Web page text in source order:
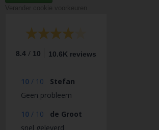
8.4 / 10 10.6K reviews
10 / 10
Stefan
Geen probleem
10 / 10
de Groot
snel geleverd